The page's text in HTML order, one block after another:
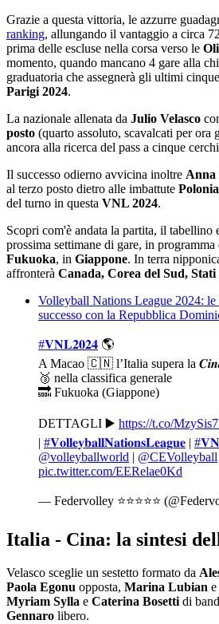
Grazie a questa vittoria, le azzurre
ranking, allungando il vantaggio a circa
prima delle escluse nella corsa verso le
momento, quando mancano 4 gare alla
graduatoria che assegnerà gli ultimi
Parigi 2024.
La nazionale allenata da Julio Velasco
posto (quarto assoluto, scavalcati per ora
ancora alla ricerca del pass a cinque
Il successo odierno avvicina inoltre Anna
al terzo posto dietro alle imbattute Polonia
del turno in questa VNL 2024.
Scopri com'è andata la partita, il tabellino
prossima settimane di gare, in
Fukuoka, in Giappone. In terra
affronterà Canada, Corea del Sud,
Volleyball Nations League 2024:
successo con la Repubblica
#𝐕𝐍𝐋𝟐𝟎𝟐𝟒 🌎
A Macao 🇨🇳 l’Italia supera la
🥉 nella classifica generale
🔜 Fukuoka (Giappone)
DETTAGLI ▶️ https://t.co/
| #𝐕𝐨𝐥𝐥𝐞𝐲𝐛𝐚𝐥𝐥𝐍𝐚𝐭𝐢𝐨𝐧𝐬𝐋𝐞𝐚𝐠𝐮𝐞 |
@volleyballworld | @CEVolleyball
pic.twitter.com/EERelae0Kd
— Federvolley ⭐️⭐️⭐️⭐️⭐️
Italia - Cina: la sintesi
Velasco sceglie un sestetto formato da
Paola Egonu opposta, Marina Lubian e
Myriam Sylla e Caterina Bosettidi
Gennaro libero.